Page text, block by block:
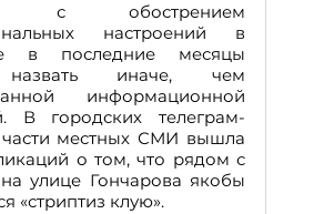
с обострением
настроений в
в последние месяцы
иначе, чем
информационной
В городских телеграм-
части местных СМИ вышла
о том, что рядом с
улице Гончарова якобы
«стриптиз клую».